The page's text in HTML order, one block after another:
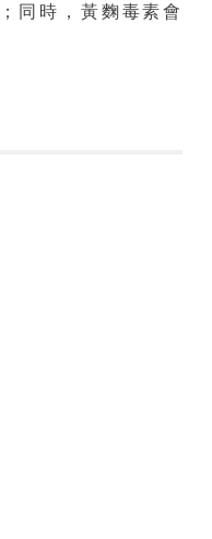
同時，黃麴毒素會